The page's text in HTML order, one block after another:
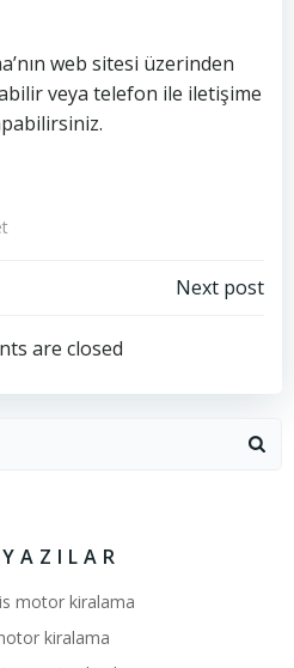
web sitesi üzerinden
veya telefon ile iletişime
Gezinmesi
Next post
are closed
motor kiralama
kiralama